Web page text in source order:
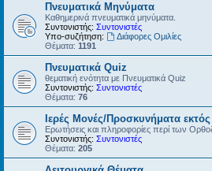
Πνευματικά Μηνύματα
Καθημερινά πνευματικά μηνύματα.
Συντονιστής: Συντονιστές
Υπο-συζήτηση:
Διάφορες Ομιλίες
Θέματα: 1191
Πνευματικά Quiz
θεματική ενότητα με Πνευματικά Quiz
Συντονιστής: Συντονιστές
Θέματα: 76
Ιερές Μονές/Προσκυνήματα
Ερωτήσεις και πληροφορίες περί των
Συντονιστής: Συντονιστές
Θέματα: 205